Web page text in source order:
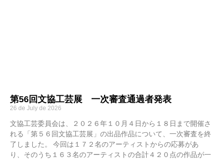
第56回文協工芸展 一次審査通過者発表
26 de July de 2026
文協工芸委員会は、２０２６年１０月４日から１８日まで開催さ
れる「第５６回文協工芸展」の出品作品について、一次審査を終
了しました。 今回は１７２名のアーティストからの応募があ
り、そのうち１６３名のアーティストの合計４２０点の作品が一